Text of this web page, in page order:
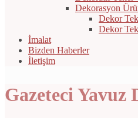
Dekorasyon
Dekor
Dekor
İmalat
Bizden Haberler
İletişim
Gazeteci Yavuz